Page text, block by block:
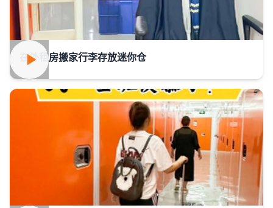
在外租房搬家行李存放迷你仓